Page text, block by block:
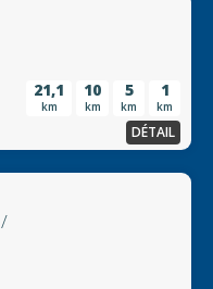
21,1
km
10
km
5
km
1
km
DÉTAIL
/